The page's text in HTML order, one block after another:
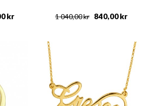
kr kr
1 040,00 kr
840,00